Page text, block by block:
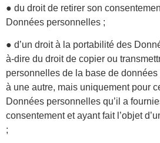
● du droit de retirer son
Données personnelles ;
● d’un droit à la portabilité des
à-dire du droit de copier ou
personnelles de la base de
à une autre, mais uniquement pour
Données personnelles qu’il a
consentement et ayant fait l’objet
;